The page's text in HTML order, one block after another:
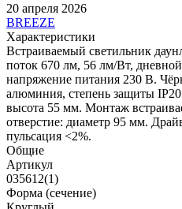
20 апреля 2026
BREEZE
Характеристики
Встраиваемый светильник
поток 670 лм, 56 лм/Вт,
напряжение питания 230 В.
алюминия, степень защиты
высота 55 мм. Монтаж
отверстие: диаметр 95 мм.
пульсация <2%.
Общие
Артикул
035612(1)
Форма (сечение)